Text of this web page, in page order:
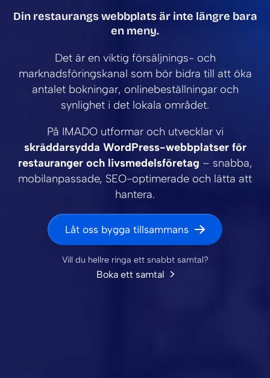
Din restaurangs webbplats är inte längre bara
en meny.
Det är en viktig försäljnings- och
marknadsföringskanal som bör bidra till att öka
antalet bokningar, onlinebeställningar och
synlighet i det lokala området.
På IMADO utformar och utvecklar vi
skräddarsydda WordPress-webbplatser för
restauranger och livsmedelsföretag – snabba,
mobilanpassade, SEO-optimerade och lätta att
hantera.
Låt oss bygga tillsammans
Vill du hellre ringa ett snabbt samtal?
Boka ett samtal